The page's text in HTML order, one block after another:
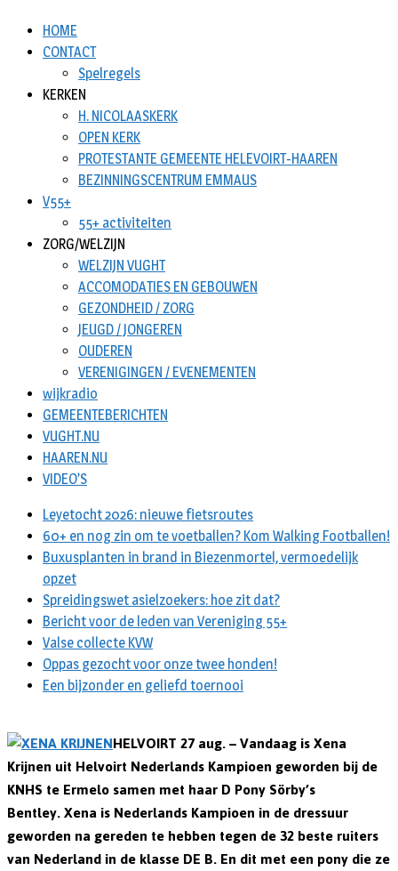
HOME
CONTACT
Spelregels
KERKEN
H. NICOLAASKERK
OPEN KERK
PROTESTANTE GEMEENTE HELEVOIRT-HAAREN
BEZINNINGSCENTRUM EMMAUS
V55+
55+ activiteiten
ZORG/WELZIJN
WELZIJN VUGHT
ACCOMODATIES EN GEBOUWEN
GEZONDHEID / ZORG
JEUGD / JONGEREN
OUDEREN
VERENIGINGEN / EVENEMENTEN
wijkradio
GEMEENTEBERICHTEN
VUGHT.NU
HAAREN.NU
VIDEO’S
Leyetocht 2026: nieuwe fietsroutes
60+ en nog zin om te voetballen? Kom Walking Footballen!
Buxusplanten in brand in Biezenmortel, vermoedelijk
opzet
Spreidingswet asielzoekers: hoe zit dat?
Bericht voor de leden van Vereniging 55+
Valse collecte KVW
Oppas gezocht voor onze twee honden!
Een bijzonder en geliefd toernooi
HELVOIRT 27 aug. – Vandaag is Xena
Krijnen uit Helvoirt Nederlands Kampioen geworden bij de
KNHS te Ermelo samen met haar D Pony Sörby’s
Bentley. Xena is Nederlands Kampioen in de dressuur
geworden na gereden te hebben tegen de 32 beste ruiters
van Nederland in de klasse DE B. En dit met een pony die ze